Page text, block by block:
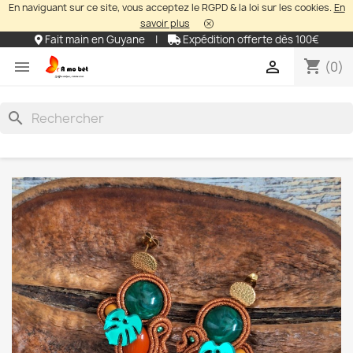
En naviguant sur ce site, vous acceptez le RGPD & la loi sur les cookies.En
savoir plus
Fait main en Guyane | Expédition offerte dès 100€
 shopping_cart (0)

search